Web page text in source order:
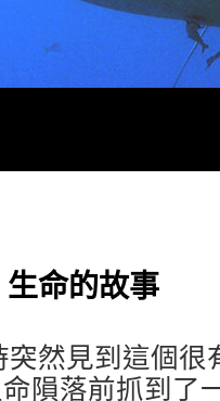
命的故事
然見到這個很
隕落前抓到了